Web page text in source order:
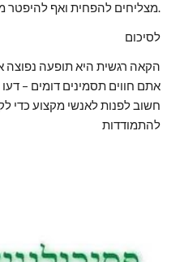
מצליחים להפחית ואף להיפטר מהתופעה.
לסיכום
הקאה רגשית היא תופעה נפוצה
אתם חווים תסמינים דומים –
חשוב לפנות לאנשי מקצוע כדי
להתמודדות